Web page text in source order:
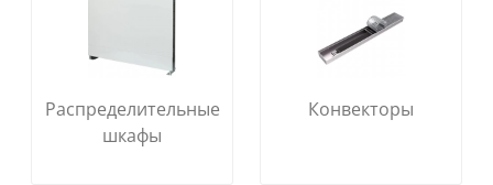
Распределительные
шкафы
Конвекторы